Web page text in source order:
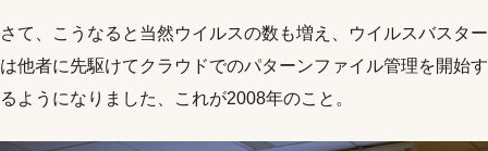
さて、こうなると当然ウイルスの数も増え、ウイルスバスター
は他者に先駆けてクラウドでのパターンファイル管理を開始す
るようになりました、これが2008年のこと。